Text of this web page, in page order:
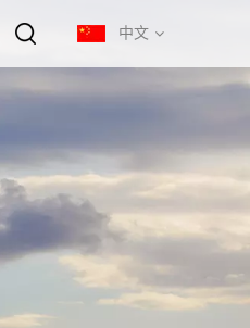
中文
français
русский
español